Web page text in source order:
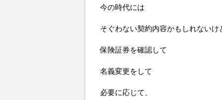
今の時代には
そぐわない契約内容かもしれないけ
保険証券を確認して
名義変更をして
必要に応じて、